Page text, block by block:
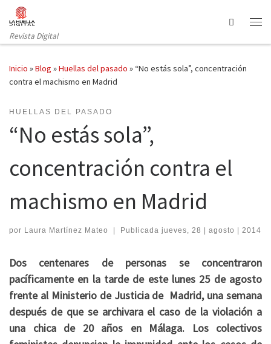
Saltar al contenido
Revista Digital
Search
Inicio »Blog »Huellas del pasado » “No estás sola”, concentración
contra el machismo en Madrid
HUELLAS DEL PASADO
“No estás sola”,
concentración contra el
machismo en Madrid
por Laura Martínez Mateo | Publicada jueves, 28 | agosto | 2014
Dos centenares de personas se concentraron
pacíficamente en la tarde de este lunes 25 de agosto
frente al Ministerio de Justicia de Madrid, una semana
después de que se archivara el caso de la violación a
una chica de 20 años en Málaga. Los colectivos